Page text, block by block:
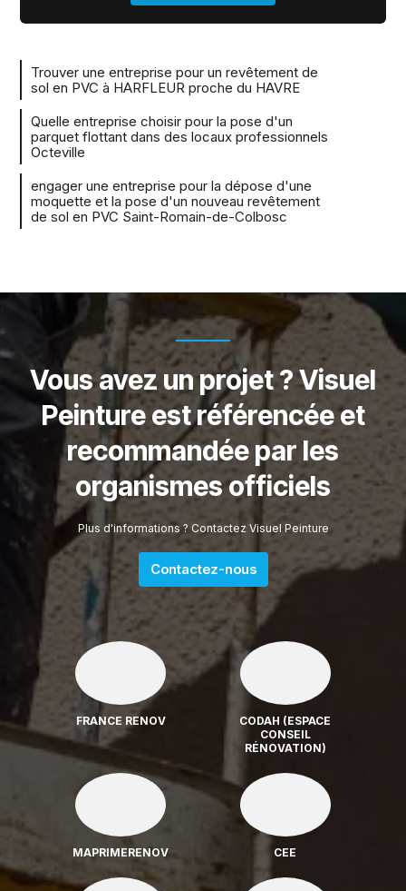
Trouver une entreprise pour un revêtement de
sol en PVC à HARFLEUR proche du HAVRE
Quelle entreprise choisir pour la pose d'un
parquet flottant dans des locaux professionnels
Octeville
engager une entreprise pour la dépose d'une
moquette et la pose d'un nouveau revêtement
de sol en PVC Saint-Romain-de-Colbosc
Vous avez un projet ? Visuel
Peinture est référencée et
recommandée par les
organismes officiels
Plus d'informations ? Contactez Visuel Peinture
Contactez-nous
FRANCE RENOV
CODAH (ESPACE
CONSEIL
RÉNOVATION)
MAPRIMERENOV CEE